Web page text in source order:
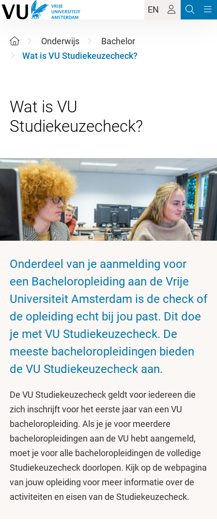
EN
Onderwijs
Bachelor
Wat is VU Studiekeuzecheck?
Wat is VU
Onderdeel van je aanmelding voor
een Bacheloropleiding aan de Vrije
Universiteit Amsterdam is de check of
de opleiding echt bij jou past. Dit doe
je met VU Studiekeuzecheck. De
meeste bacheloropleidingen bieden
de VU Studiekeuzecheck aan.
De VU Studiekeuzecheck geldt voor iedereen die
zich inschrijft voor het eerste jaar van een VU
bacheloropleiding. Als je je voor meerdere
bacheloropleidingen aan de VU hebt aangemeld,
moet je voor alle bacheloropleidingen de volledige
Studiekeuzecheck doorlopen. Kijk op de webpagina
van jouw opleiding voor meer informatie over de
activiteiten en eisen van de Studiekeuzecheck.